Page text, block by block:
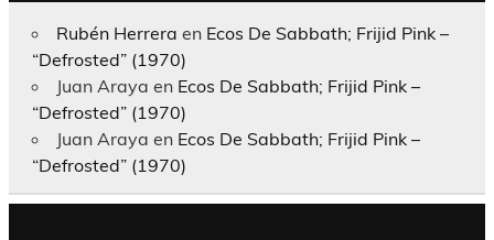
Rubén Herrera en Ecos De Sabbath; Frijid Pink –
“Defrosted” (1970)
Juan Araya en Ecos De Sabbath; Frijid Pink –
“Defrosted” (1970)
Juan Araya en Ecos De Sabbath; Frijid Pink –
“Defrosted” (1970)